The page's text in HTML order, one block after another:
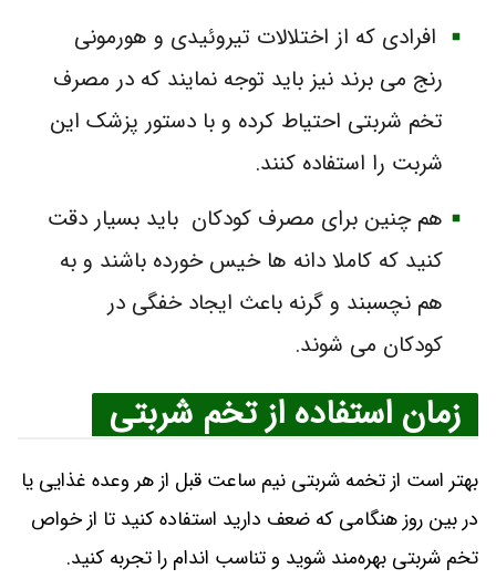
افرادی که از اختلالات تیروئیدی و هورمونی
رنج می برند نیز باید توجه نمایند که در مصرف
تخم شربتی احتیاط کرده و با دستور پزشک این
شربت را استفاده کنند.
هم چنین برای مصرف کودکان باید بسیار دقت
کنید که کاملا دانه ها خیس خورده باشند و به
هم نچسبند و گرنه باعث ایجاد خفگی در
کودکان می شوند.
زمان استفاده از تخم شربتی
بهتر است از تخمه شربتی نیم ساعت قبل از هر وعده غذایی یا
در بین روز هنگامی که ضعف دارید استفاده کنید تا از خواص
تخم شربتی بهره‌مند شوید و تناسب اندام را تجربه کنید.